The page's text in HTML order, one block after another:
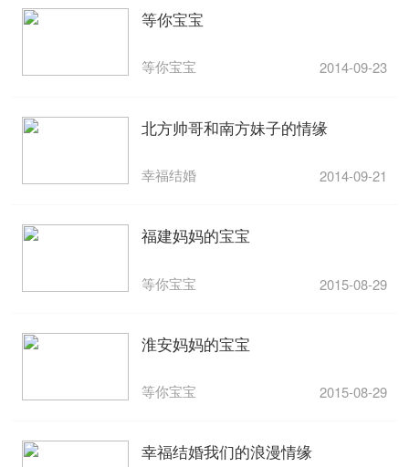
等你宝宝
等你宝宝 2014-09-23
北方帅哥和南方妹子的情缘
幸福结婚 2014-09-21
福建妈妈的宝宝
等你宝宝 2015-08-29
淮安妈妈的宝宝
等你宝宝 2015-08-29
幸福结婚我们的浪漫情缘